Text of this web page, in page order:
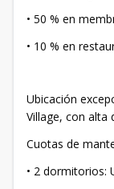
• 50 % en
• 10 % en
Ubicación
Village, con alta
Cuotas de
• 2 dormitorios: